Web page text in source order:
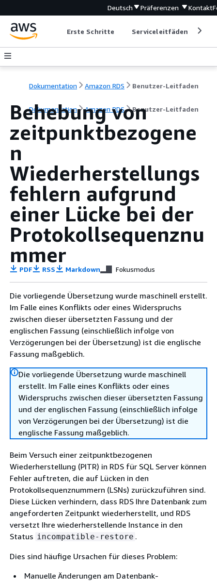
Deutsch Präferenzen Kontakt
Erste Schritte Serviceleitfäden
Dokumentation Amazon RDS Benutzer-Leitfaden
Dokumentation Amazon RDS Benutzer-Leitfaden
Behebung von
zeitpunktbezogene
n
Wiederherstellungs
fehlern aufgrund
einer Lücke bei der
Protokollsequenznu
mmer
PDF RSS Markdown Fokusmodus
Die vorliegende Übersetzung wurde maschinell erstellt.
Im Falle eines Konflikts oder eines Widerspruchs
zwischen dieser übersetzten Fassung und der
englischen Fassung (einschließlich infolge von
Verzögerungen bei der Übersetzung) ist die englische
Fassung maßgeblich.
Die vorliegende Übersetzung wurde maschinell
erstellt. Im Falle eines Konflikts oder eines
Widerspruchs zwischen dieser übersetzten Fassung
und der englischen Fassung (einschließlich infolge
von Verzögerungen bei der Übersetzung) ist die
englische Fassung maßgeblich.
Beim Versuch einer zeitpunktbezogenen
Wiederherstellung (PITR) in RDS für SQL Server können
Fehler auftreten, die auf Lücken in den
Protokollsequenznummern (LSNs) zurückzuführen sind.
Diese Lücken verhindern, dass RDS Ihre Datenbank zum
angeforderten Zeitpunkt wiederherstellt, und RDS
versetzt Ihre wiederherstellende Instance in den
Status incompatible-restore .
Dies sind häufige Ursachen für dieses Problem:
Manuelle Änderungen am Datenbank-